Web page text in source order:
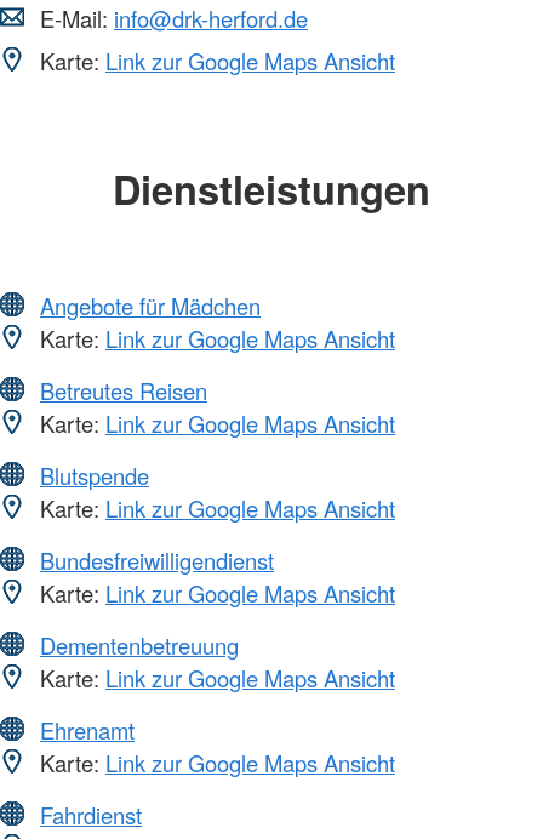
E-Mail: info@drk-herford.de
Karte: Link zur Google Maps Ansicht
Dienstleistungen
Angebote für Mädchen
Karte: Link zur Google Maps Ansicht
Betreutes Reisen
Karte: Link zur Google Maps Ansicht
Blutspende
Karte: Link zur Google Maps Ansicht
Bundesfreiwilligendienst
Karte: Link zur Google Maps Ansicht
Dementenbetreuung
Karte: Link zur Google Maps Ansicht
Ehrenamt
Karte: Link zur Google Maps Ansicht
Fahrdienst